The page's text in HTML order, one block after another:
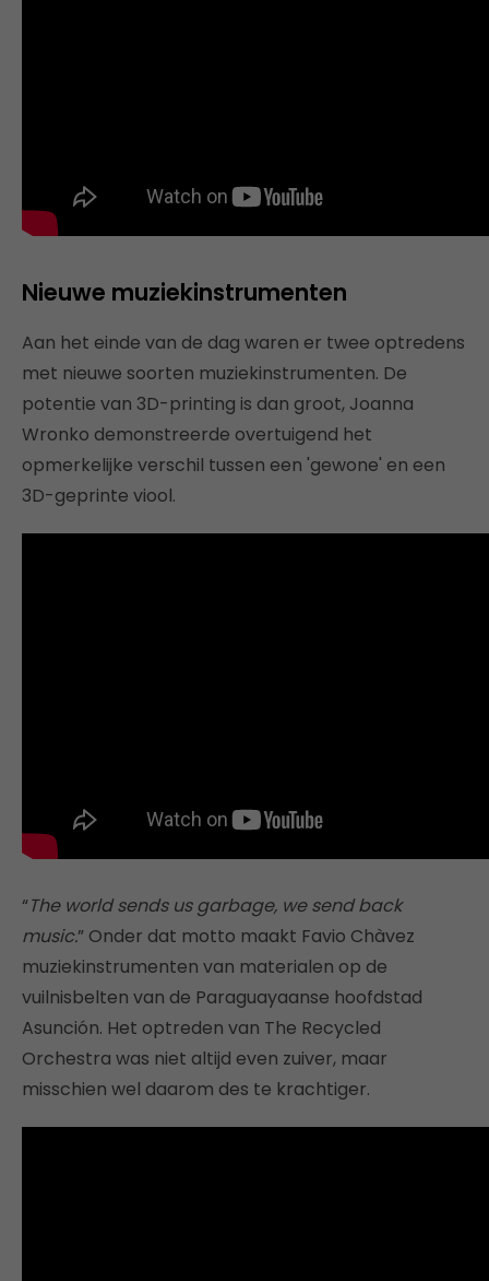
Nieuwe muziekinstrumenten
Aan het einde van de dag waren er twee optredens
met nieuwe soorten muziekinstrumenten. De
potentie van 3D-printing is dan groot, Joanna
Wronko demonstreerde overtuigend het
opmerkelijke verschil tussen een 'gewone' en een
3D-geprinte viool.
“The world sends us garbage, we send back
music.” Onder dat motto maakt Favio Chàvez
muziekinstrumenten van materialen op de
vuilnisbelten van de Paraguayaanse hoofdstad
Asunción. Het optreden van The Recycled
Orchestra was niet altijd even zuiver, maar
misschien wel daarom des te krachtiger.